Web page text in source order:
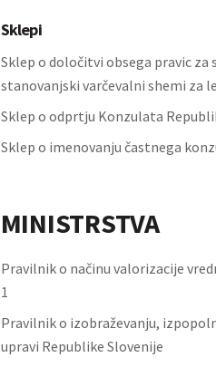
Sklepi
Sklep o določitvi obsega pravic za
stanovanjski varčevalni shemi za
Sklep o odprtju Konzulata
Sklep o imenovanju častnega
MINISTRSTVA
Pravilnik o načinu valorizacije
1
Pravilnik o izobraževanju,
upravi Republike Slovenije